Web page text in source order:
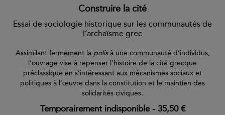
Construire la cité
Essai de sociologie historique sur les communautés de
l’archaïsme grec
Assimilant fermement la polisà une communauté d’individus,
l’ouvrage vise à repenser l’histoire de la cité grecque
préclassique en s’intéressant aux mécanismes sociaux et
politiques à l’œuvre dans la constitution et le maintien des
solidarités civiques.
Temporairement indisponible- 35,50 €